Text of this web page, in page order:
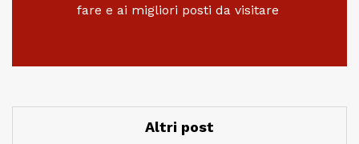
fare e ai migliori posti da visitare
Altri post